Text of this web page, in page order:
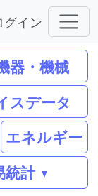
グイン
器・機械
スデータ
エネルギー
統計